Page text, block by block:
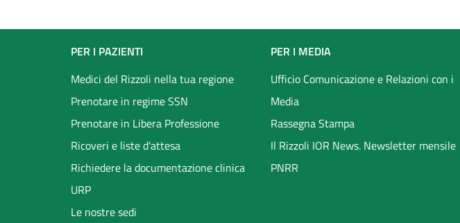
Footer
menu
PER I PAZIENTI
Medici del Rizzoli nella tua regione
Prenotare in regime SSN
Prenotare in Libera Professione
Ricoveri e liste d'attesa
Richiedere la documentazione clinica
URP
Le nostre sedi
PER I MEDIA
Ufficio Comunicazione e Relazioni con i
Media
Rassegna Stampa
Il Rizzoli IOR News. Newsletter mensile
PNRR